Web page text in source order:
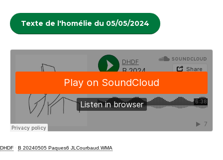
Texte de l'homélie du 05/05/2024
DHDF · B 20240505 Paques6 JLCourbaud.WMA